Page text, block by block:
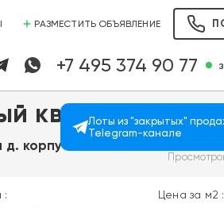
РАЗМЕСТИТЬ ОБЪЯВЛЕНИЕ
+7 495 374 90 77
квартал"
корпус 13
: Цена за м2 :
Лоты из "закрытых"
Telegram-канале